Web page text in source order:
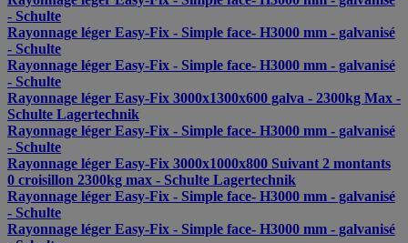
- Schulte
Rayonnage léger Easy-Fix - Simple face- H3000 mm - galvanisé
- Schulte
Rayonnage léger Easy-Fix - Simple face- H3000 mm - galvanisé
- Schulte
Rayonnage léger Easy-Fix 3000x1300x600 galva - 2300kg Max -
Schulte Lagertechnik
Rayonnage léger Easy-Fix - Simple face- H3000 mm - galvanisé
- Schulte
Rayonnage léger Easy-Fix 3000x1000x800 Suivant 2 montants
0 croisillon 2300kg max - Schulte Lagertechnik
Rayonnage léger Easy-Fix - Simple face- H3000 mm - galvanisé
- Schulte
Rayonnage léger Easy-Fix - Simple face- H3000 mm - galvanisé